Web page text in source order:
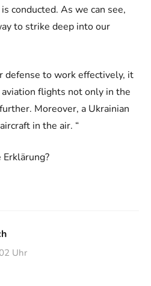
conducted. As we can see,
to strike deep into our
defense to work effectively, it
flights not only in the
Moreover, a Ukrainian
in the air. “
Uhr